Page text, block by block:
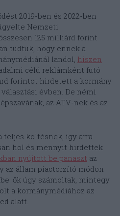
2019-ben és 2022-ben
Nemzeti
125 milliárd forint
tudtuk, hogy ennek a
landol, hiszen
célú reklámként futó
forintot hirdetett a kormány
évben. De némi
az ATV-nek és az
teljes költésnek, így arra
hol és mennyit hirdettek
nyújtott be panaszt az
az állam piactorzító módon
ők úgy számoltak, mintegy
a kormánymédiához az
alatt.